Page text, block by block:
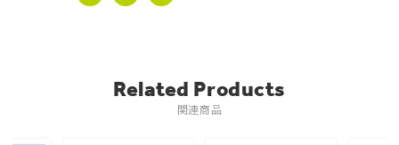
Related Products
関連商品